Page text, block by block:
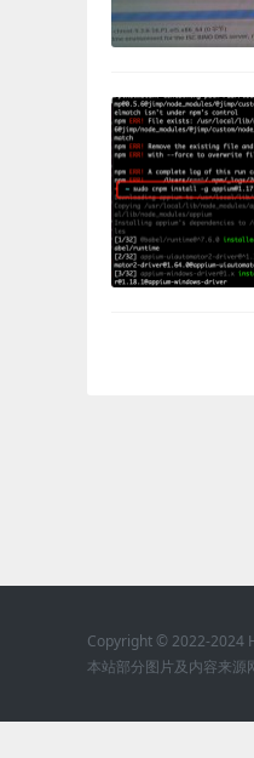
Copyright © 2022-2024
本站部分图片及内容来源